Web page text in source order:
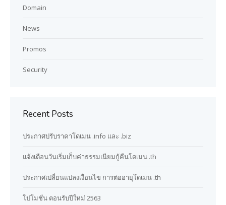
Domain
News
Promos
Security
Recent Posts
ประกาศปรับราคาโดเมน .info และ .biz
แจ้งเตือนวันเริ่มเก็บค่าธรรมเนียมกู้คืนโดเมน .th
ประกาศเปลี่ยนแปลงเงื่อนไข การต่ออายุโดเมน .th
โปโมชั่น ตอนรับปีใหม่ 2563